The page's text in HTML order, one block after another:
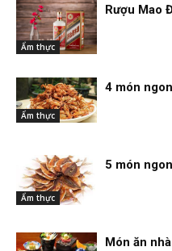
Ẩm thực
Rượu Mao
Ẩm thực
4 món
Ẩm thực
5 món
Món ăn